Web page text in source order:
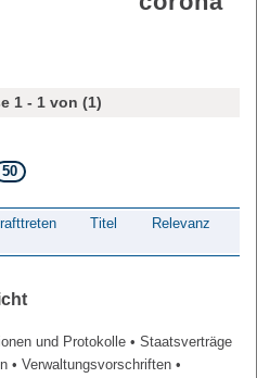
1 - 1 von (1)
50
Titel Relevanz
und Protokolle • Staatsverträge
• Verwaltungsvorschriften •